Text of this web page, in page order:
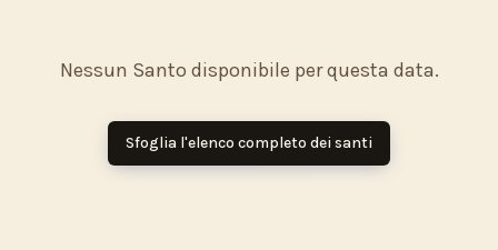
Nessun Santo disponibile per questa data.
Sfoglia l'elenco completo dei santi